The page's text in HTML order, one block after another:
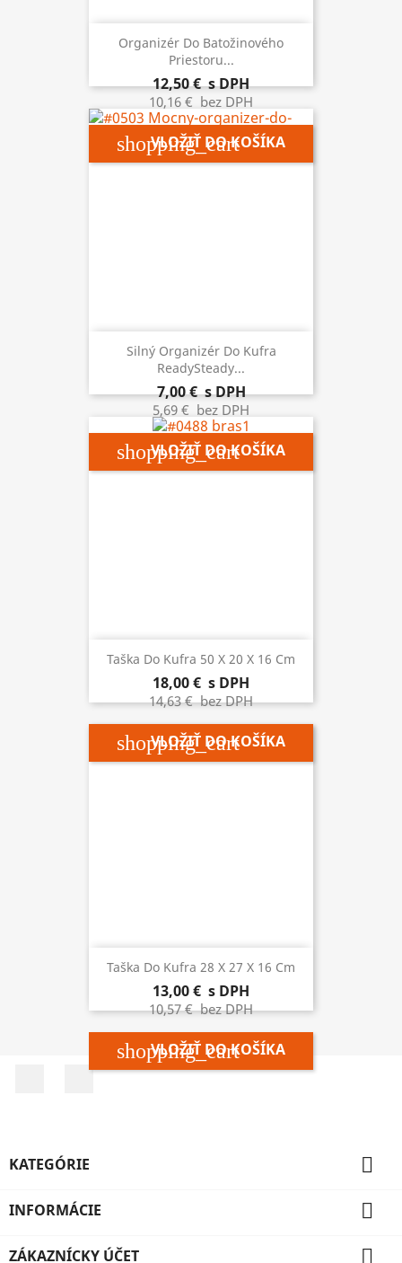
Organizér Do Batožinového
Priestoru...
12,50 €s DPH
10,16 € bez DPH
shopping_cart
VLOŽIŤ DO KOŠÍKA
Silný Organizér Do Kufra
ReadySteady...
7,00 €s DPH
5,69 € bez DPH
shopping_cart
VLOŽIŤ DO KOŠÍKA
Taška Do Kufra 50 X 20 X 16 Cm
18,00 € s DPH
14,63 €bez DPH
shopping_cart
VLOŽIŤ DO KOŠÍKA
Taška Do Kufra 28 X 27 X 16 Cm
13,00 € s DPH
10,57 €bez DPH
shopping_cart
VLOŽIŤ DO KOŠÍKA
FacebookInstagram
KATEGÓRIE 
INFORMÁCIE 
ZÁKAZNÍCKY ÚČET 